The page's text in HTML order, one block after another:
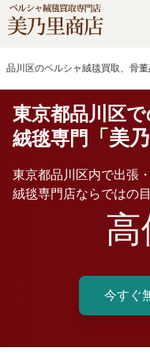
品川区のペルシャ絨毯買取、骨
東京都品川区
絨毯専門
「美
東京都品川区内で出張
絨毯専門店ならではの
高
今すぐ